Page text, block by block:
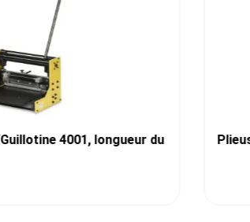
4001, longueur du